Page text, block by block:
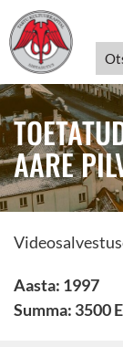
AARE
Aasta: 1997
Summa: 3500